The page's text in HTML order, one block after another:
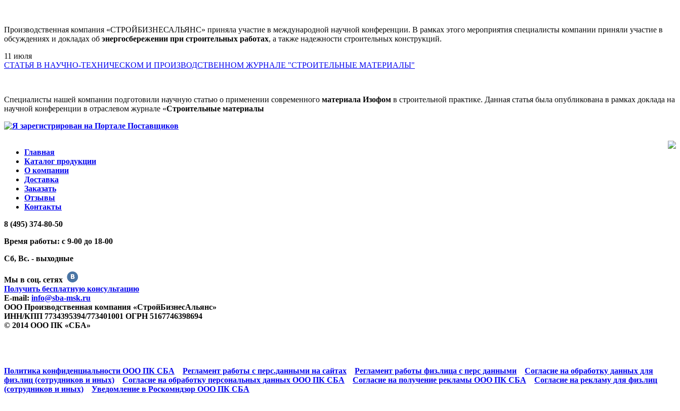
Производственная компания «СТРОЙБИЗНЕСАЛЬЯНС» приняла участие в международной научной конференции. В рамках этого мероприятия специалисты компании приняли участие в
обсуждениях и докладах об энергосбережении при строительных работах, а также надежности строительных конструкций.
11 июля
СТАТЬЯ В НАУЧНО-ТЕХНИЧЕСКОМ И ПРОИЗВОДСТВЕННОМ ЖУРНАЛЕ "СТРОИТЕЛЬНЫЕ МАТЕРИАЛЫ"
Специалисты нашей компании подготовили научную статью о применении современного материала Изофом в строительной практике. Данная статья была опубликована в рамках доклада на
научной конференции в отраслевом журнале «Строительные материалы
Главная
Каталог продукции
О компании
Доставка
Заказать
Отзывы
Контакты
8 (495) 374-80-50
Время работы: с 9-00 до 18-00
Сб, Вс. - выходные
Мы в соц. сетях
Получить бесплатную консультацию
E-mail: info@sba-msk.ru
ООО Производственная компания «СтройБизнесАльянс»
ИНН/КПП 7734395394/773401001 ОГРН 5167746398694
© 2014 ООО ПК «СБА»
Политика конфиденциальности ООО ПК СБА Регламент работы с перс.данными на сайтах Регламент работы физ.лица с перс данными
Согласие на обработку данных для
физ.лиц (сотрудников и иных)
Согласие на обработку персональных данных ООО ПК СБА Согласие на получение рекламы ООО ПК СБА
Согласие на рекламу для физ.лиц
(сотрудников и иных)
Уведомление в Роскомндзор ООО ПК СБА